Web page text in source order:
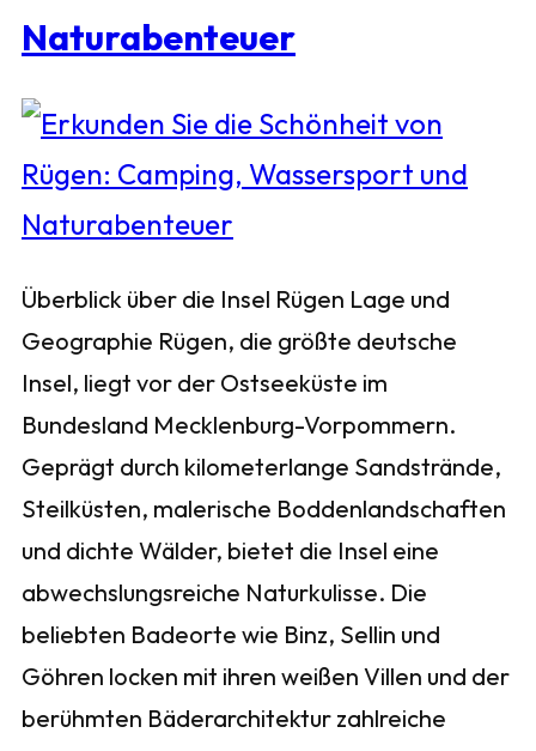
Naturabenteuer
Überblick über die Insel Rügen Lage und
Geographie Rügen, die größte deutsche
Insel, liegt vor der Ostseeküste im
Bundesland Mecklenburg-Vorpommern.
Geprägt durch kilometerlange Sandstrände,
Steilküsten, malerische Boddenlandschaften
und dichte Wälder, bietet die Insel eine
abwechslungsreiche Naturkulisse. Die
beliebten Badeorte wie Binz, Sellin und
Göhren locken mit ihren weißen Villen und der
berühmten Bäderarchitektur zahlreiche